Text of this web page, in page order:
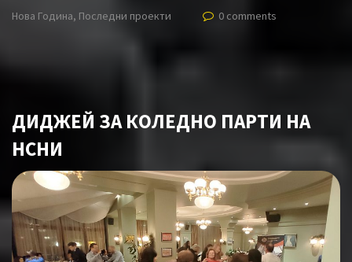
Нова Година, Последни проекти 0 comments
ДИДЖЕЙ ЗА КОЛЕДНО ПАРТИ НА
НСНИ